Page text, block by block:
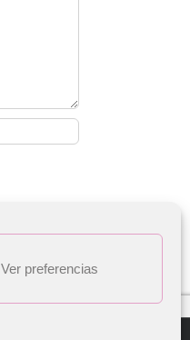
Ver preferencias